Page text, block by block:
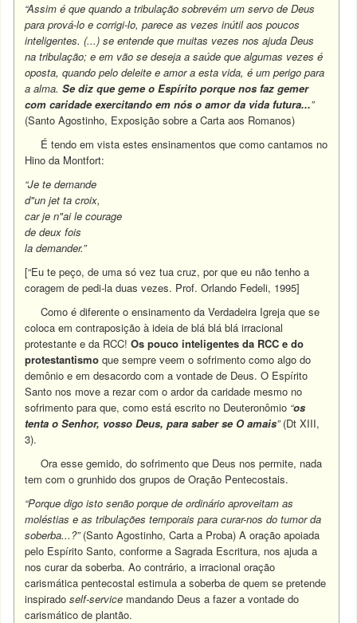
“Assim é que quando a tribulação sobrevém um servo de Deus
para prová-lo e corrigi-lo, parece as vezes inútil aos poucos
inteligentes. (...) se entende que muitas vezes nos ajuda Deus
na tribulação; e em vão se deseja a saúde que algumas vezes é
oposta, quando pelo deleite e amor a esta vida, é um perigo para
a alma.Se diz que geme o Espírito porque nos faz gemer
com caridade exercitando em nós o amor da vida futura...”
(Santo Agostinho, Exposição sobre a Carta aos Romanos)
É tendo em vista estes ensinamentos que como cantamos no
Hino da Montfort:
“Je te demande
d"un jet ta croix,
car je n"ai le courage
de deux fois
la demander.”
[“Eu te peço, de uma só vez tua cruz, por que eu não tenho a
coragem de pedi-la duas vezes. Prof. Orlando Fedeli, 1995]
Como é diferente o ensinamento da Verdadeira Igreja que se
coloca em contraposição à ideia de blá blá blá irracional
protestante e da RCC!Os pouco inteligentes da RCC e do
protestantismo que sempre veem o sofrimento como algo do
demônio e em desacordo com a vontade de Deus. O Espírito
Santo nos move a rezar com o ardor da caridade mesmo no
sofrimento para que, como está escrito no Deuteronômio “os
tenta o Senhor, vosso Deus, para saber se O amais”(Dt XIII,
3).
Ora esse gemido, do sofrimento que Deus nos permite, nada
tem com o grunhido dos grupos de Oração Pentecostais.
“Porque digo isto senão porque de ordinário aproveitam as
moléstias e as tribulações temporais para curar-nos do tumor da
soberba...?”(Santo Agostinho, Carta a Proba) A oração apoiada
pelo Espírito Santo, conforme a Sagrada Escritura, nos ajuda a
nos curar da soberba. Ao contrário, a irracional oração
carismática pentecostal estimula a soberba de quem se pretende
inspiradoself-service mandando Deus a fazer a vontade do
carismático de plantão.